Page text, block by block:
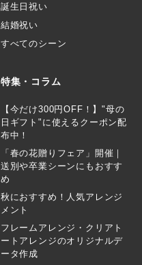
誕生日祝い
結婚祝い
すべてのシーン
特集・コラム
【今だけ300円OFF！】"母の
日ギフト"に使えるクーポン配
布中！
「春の花贈りフェア」開催｜
送別や卒業シーンにもおすす
め
秋におすすめ！人気アレンジ
メント
フレームアレンジ・クリアト
ートアレンジのオリジナルデ
ータ作成